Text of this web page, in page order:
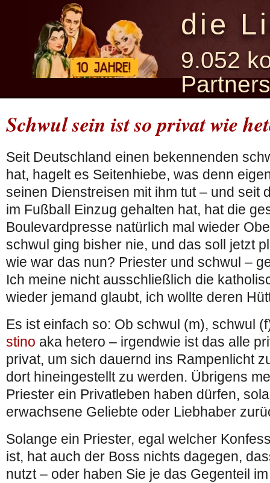
die
9.052
Schwul sein ist so privat wie
Seit Deutschland einen bekennenden
hat, hagelt es Seitenhiebe, was denn
seinen Dienstreisen mit ihm tut – und seit
im Fußball Einzug gehalten hat, hat die
Boulevardpresse natürlich mal wieder
schwul ging bisher nie, und das soll jetzt
wie war das nun? Priester und schwul –
Ich meine nicht ausschließlich die
wieder jemand glaubt, ich wollte deren
Es ist einfach so: Ob schwul (m), schwul
stino aka hetero – irgendwie ist das alle
privat, um sich dauernd ins Rampenlicht
dort hineingestellt zu werden. Übrigens
Priester ein Privatleben haben dürfen,
erwachsene Geliebte oder Liebhaber
Solange ein Priester, egal welcher
ist, hat auch der Boss nichts dagegen,
nutzt – oder haben Sie je das Gegenteil